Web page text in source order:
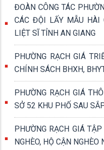
Trung tâm đã chủ động xây
Trung tâm Dịch vụ tổng hợp
III/2026 thực hiện Chuyên đề
Nhân dân” và “Cán bộ,
nhiệm nêu gương; khắc
thực hiện mô hình chính
ĐOÀN CÔNG TÁC
CÁC ĐỘI LẤY MẪU HÀI
LIỆT SĨ TỈNH AN GIANG
PHƯỜNG RẠCH GIÁ
CHÍNH SÁCH BHXH,
PHƯỜNG RẠCH GIÁ
SỞ 52 KHU PHỐ SAU
PHƯỜNG RẠCH GIÁ TẬP HUẤN
NGHÈO, HỘ CẬN NGHÈO